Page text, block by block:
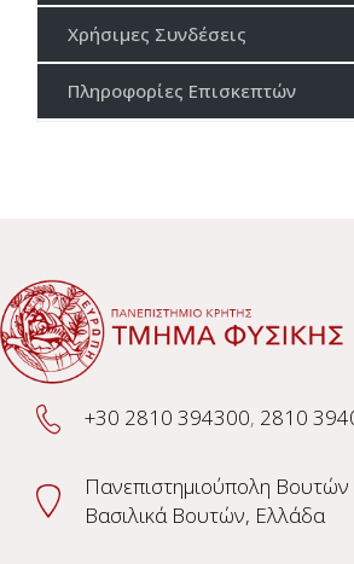
Χρήσιμες Συνδέσεις
Πληροφορίες Επισκεπτών
+30 2810 394300, 2810
Πανεπιστημιούπολη Βουτών
Βασιλικά Βουτών, Ελλάδα